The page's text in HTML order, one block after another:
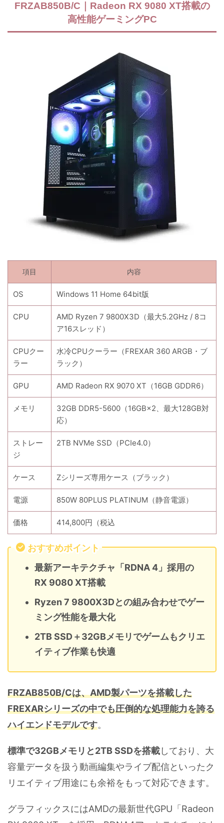
FRZAB850B/C｜Radeon RX 9080 XT搭載の
高性能ゲーミングPC
項目 内容
OS Windows 11 Home 64bit版
CPU
AMD Ryzen 7 9800X3D（最大5.2GHz / 8コ
ア16スレッド）
CPUクー
ラー
水冷CPUクーラー（FREXAR 360 ARGB・ブ
ラック）
GPU AMD Radeon RX 9070 XT（16GB GDDR6）
メモリ
32GB DDR5-5600（16GB×2、最大128GB対
応）
ストレー
ジ
2TB NVMe SSD（PCIe4.0）
ケース Zシリーズ専用ケース（ブラック）
電源 850W 80PLUS PLATINUM（静音電源）
価格 414,800円（税込
おすすめポイント
最新アーキテクチャ「RDNA 4」採用の
RX 9080 XT搭載
Ryzen 7 9800X3Dとの組み合わせでゲー
ミング性能を最大化
2TB SSD＋32GBメモリでゲームもクリエ
イティブ作業も快適
FRZAB850B/Cは、AMD製パーツを搭載した
FREXARシリーズの中でも圧倒的な処理能力を誇る
ハイエンドモデルです。
標準で32GBメモリと2TB SSDを搭載しており、大
容量データを扱う動画編集やライブ配信といったク
リエイティブ用途にも余裕をもって対応できます。
グラフィックスにはAMDの最新世代GPU「Radeon